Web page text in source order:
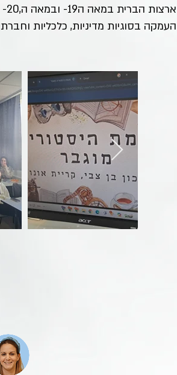
העמקה בסוגיות מדיניות, כלכליות